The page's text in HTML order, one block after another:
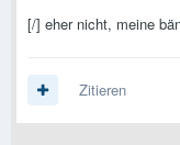
[/] eher nicht, meine
Zitieren